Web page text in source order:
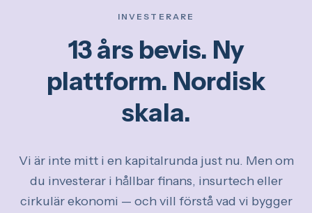
INVESTERARE
13 års bevis. Ny
plattform. Nordisk
skala.
Vi är inte mitt i en kapitalrunda just nu. Men om
du investerar i hållbar finans, insurtech eller
cirkulär ekonomi — och vill förstå vad vi bygger